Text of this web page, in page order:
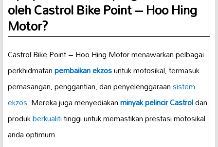
oleh Castrol Bike Point – Hoo Hing
Motor?
Castrol Bike Point – Hoo Hing Motor menawarkan pelbagai
perkhidmatanpembaikan ekzosuntuk motosikal, termasuk
pemasangan, penggantian, dan penyelenggaraansistem
ekzos. Mereka juga menyediakanminyak pelincir Castroldan
produkberkualititinggi untuk memastikan prestasi motosikal
anda optimum.